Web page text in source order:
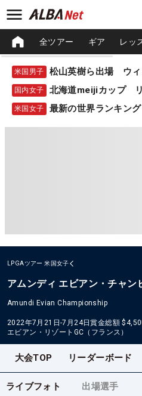
全ツアー ギア レッ
米国男子
国内女子 北海道meijiカップ
米国女子 最新の世界ランキング
LPGAツアー 米国女子
アムンディ エビアン・チャン
Amundi Evian Championship
2022年7月21日-7月24日賞金総額
エビアン・リゾートGC（フランス）
大会TOP リーダーボード
ライブフォト 出場選手